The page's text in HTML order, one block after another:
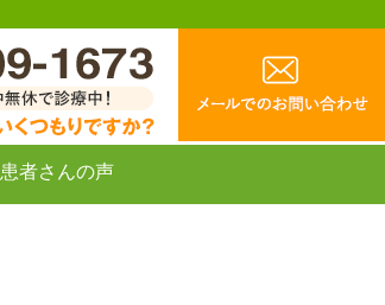
患者さんの声